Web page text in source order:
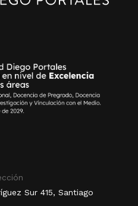
Sur 415, Santiago